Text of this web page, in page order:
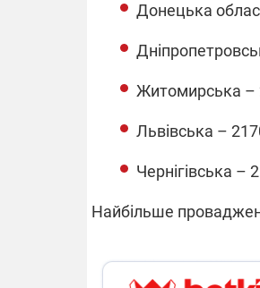
Донецька
Житомирська –
Львівська –
Чернігівська –
Найбільше